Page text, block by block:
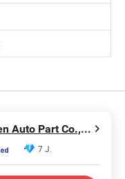
Shaoxing Tosen Auto Part Co., Ltd.
7 J.